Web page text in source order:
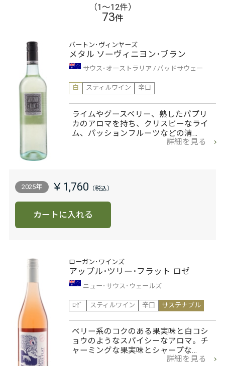
（1〜12件）
73件
バートン･ヴィンヤーズ
メタル ソーヴィニヨン･ブラン
サウス･オーストラリア パッドサウェー
白
スティルワイン 辛口
ライムやグースベリー、熟したパプリ
カのアロマを持ち、クリスピーなライ
ム、パッションフルーツなどの清…
詳細を見る
2025年 ￥1,760
カートに入れる
ローガン･ワインズ
アップル･ツリー･フラット ロゼ
ニュー･サウス･ウェールズ
ﾛｾﾞ
スティルワイン 辛口 サステナブル
ベリー系のコクのある果実味と白コシ
ョウのようなスパイシーなアロマ。チ
ャーミングな果実味とシャープな…
詳細を見る